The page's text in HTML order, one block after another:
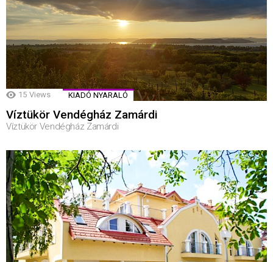
15 Views KIADÓ NYARALÓ
Víztükör Vendégház Zamárdi
Víztükör Vendégház Zamárdi